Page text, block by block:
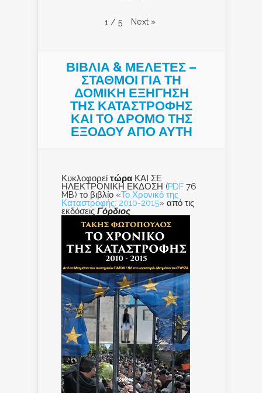
1 / 5 Next »
ΒΙΒΛΙΑ & ΜΕΛΕΤΕΣ –
ΣΤΑΘΜΟΙ ΓΙΑ ΤΗ
ΔΟΜΙΚΗ ΕΞΗΓΗΣΗ
ΤΗΣ ΚΑΤΑΣΤΡΟΦΗΣ
ΚΑΙ ΤO ΔΡΟΜΟ ΤΗΣ
ΕΞΟΔΟΥ ΑΠΟ ΑΥΤΗ
Κυκλοφορεί τώρα ΚΑΙ ΣΕ
ΗΛΕΚΤΡΟΝΙΚΗ ΕΚΔΟΣΗ (PDF 76
MB) το βιβλίο «Το Χρονικό της
Καταστροφής: 2010-2015» από τις
εκδόσεις Γόρδιος